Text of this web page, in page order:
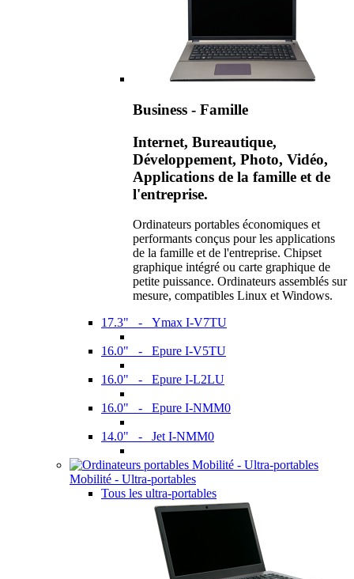
Business - Famille
Internet, Bureautique,
Développement, Photo, Vidéo,
Applications de la famille et de
l'entreprise.
Ordinateurs portables économiques et
performants conçus pour les applications
de la famille et de l'entreprise. Chipset
graphique intégré ou carte graphique de
petite puissance. Ordinateurs assemblés sur
mesure, compatibles Linux et Windows.
17.3" - Ymax I-V7TU
16.0" - Epure I-V5TU
16.0" - Epure I-L2LU
16.0" - Epure I-NMM0
14.0" - Jet I-NMM0
Mobilité - Ultra-portables
Tous les ultra-portables